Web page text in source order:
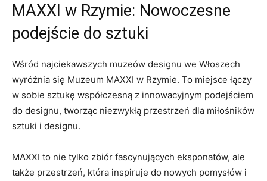
MAXXI w Rzymie:​ Nowoczesne
‍podejście do sztuki
Wśród najciekawszych ​muzeów designu we Włoszech
wyróżnia się Muzeum​ MAXXI w ​Rzymie. To miejsce łączy
w sobie ⁣sztukę współczesną z innowacyjnym podejściem
do⁣ designu, tworząc​ niezwykłą przestrzeń dla miłośników
‍sztuki i designu.
MAXXI to ⁣nie tylko zbiór fascynujących ⁣eksponatów, ale
także przestrzeń, która inspiruje⁤ do ⁢nowych pomysłów i​